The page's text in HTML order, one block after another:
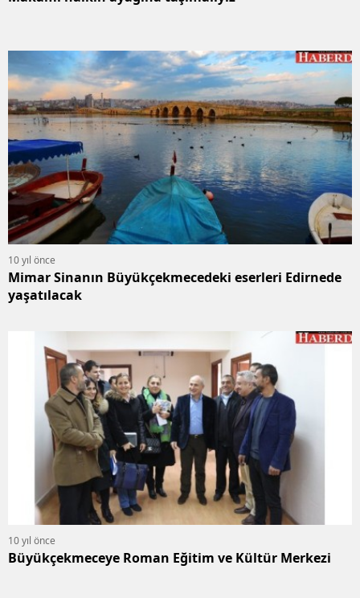
10 yıl önce
Mimar Sinanın Büyükçekmecedeki eserleri Edirnede
yaşatılacak
10 yıl önce
Büyükçekmeceye Roman Eğitim ve Kültür Merkezi